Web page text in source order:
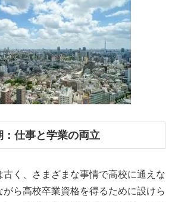
仕事と学業の両立
く、さまざまな事情で高校に通えな
ら高校卒業資格を得るために設けら